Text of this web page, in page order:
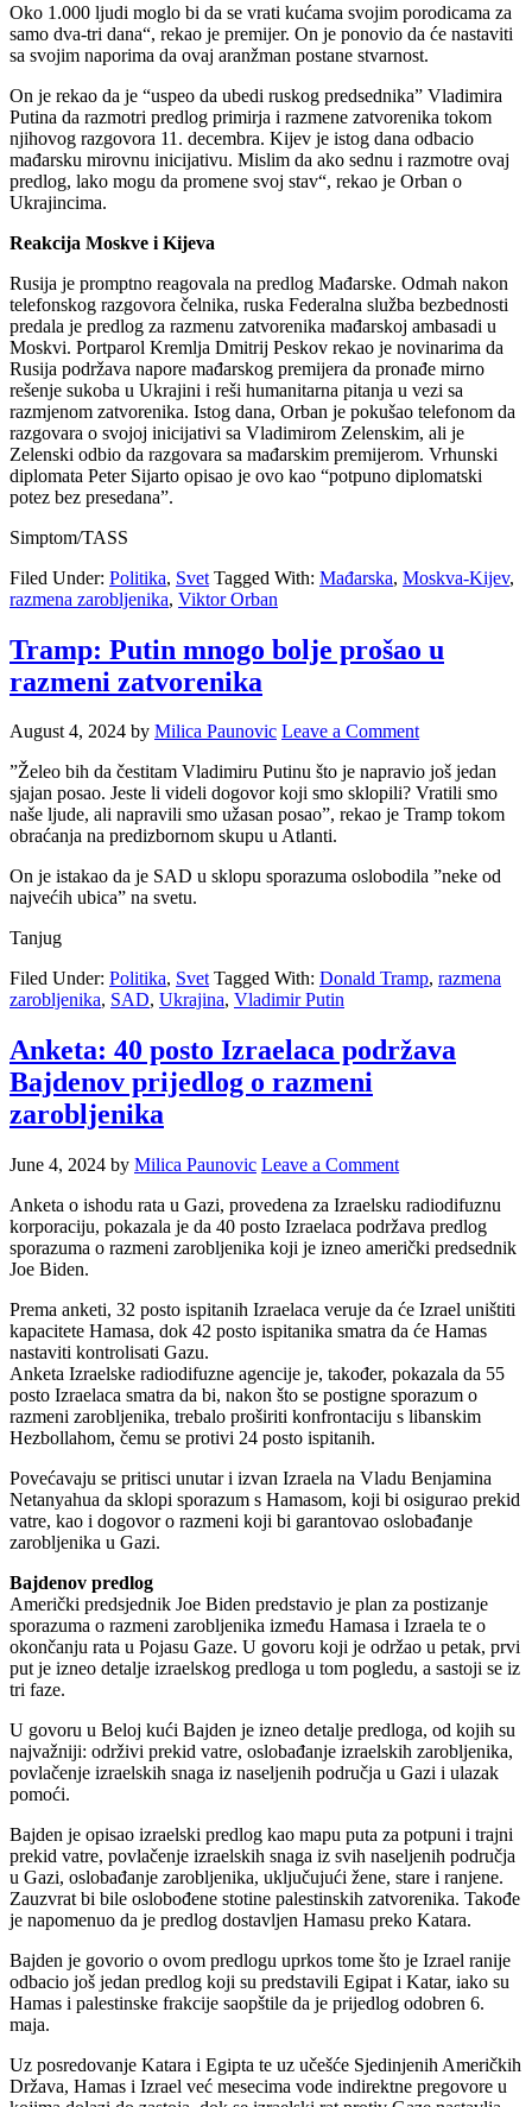
Oko 1.000 ljudi moglo bi da se vrati kućama svojim porodicama za
samo dva-tri dana“, rekao je premijer. On je ponovio da će nastaviti
sa svojim naporima da ovaj aranžman postane stvarnost.
On je rekao da je “uspeo da ubedi ruskog predsednika” Vladimira
Putina da razmotri predlog primirja i razmene zatvorenika tokom
njihovog razgovora 11. decembra. Kijev je istog dana odbacio
mađarsku mirovnu inicijativu. Mislim da ako sednu i razmotre ovaj
predlog, lako mogu da promene svoj stav“, rekao je Orban o
Ukrajincima.
Reakcija Moskve i Kijeva
Rusija je promptno reagovala na predlog Mađarske. Odmah nakon
telefonskog razgovora čelnika, ruska Federalna služba bezbednosti
predala je predlog za razmenu zatvorenika mađarskoj ambasadi u
Moskvi. Portparol Kremlja Dmitrij Peskov rekao je novinarima da
Rusija podržava napore mađarskog premijera da pronađe mirno
rešenje sukoba u Ukrajini i reši humanitarna pitanja u vezi sa
razmjenom zatvorenika. Istog dana, Orban je pokušao telefonom da
razgovara o svojoj inicijativi sa Vladimirom Zelenskim, ali je
Zelenski odbio da razgovara sa mađarskim premijerom. Vrhunski
diplomata Peter Sijarto opisao je ovo kao “potpuno diplomatski
potez bez presedana”.
Simptom/TASS
Filed Under: Politika, Svet Tagged With: Mađarska, Moskva-Kijev,
razmena zarobljenika, Viktor Orban
Tramp: Putin mnogo bolje prošao u
razmeni zatvorenika
August 4, 2024 by Milica Paunovic Leave a Comment
”Želeo bih da čestitam Vladimiru Putinu što je napravio još jedan
sjajan posao. Jeste li videli dogovor koji smo sklopili? Vratili smo
naše ljude, ali napravili smo užasan posao”, rekao je Tramp tokom
obraćanja na predizbornom skupu u Atlanti.
On je istakao da je SAD u sklopu sporazuma oslobodila ”neke od
najvećih ubica” na svetu.
Tanjug
Filed Under: Politika, Svet Tagged With: Donald Tramp, razmena
zarobljenika, SAD, Ukrajina, Vladimir Putin
Anketa: 40 posto Izraelaca podržava
Bajdenov prijedlog o razmeni
zarobljenika
June 4, 2024 by Milica Paunovic Leave a Comment
Anketa o ishodu rata u Gazi, provedena za Izraelsku radiodifuznu
korporaciju, pokazala je da 40 posto Izraelaca podržava predlog
sporazuma o razmeni zarobljenika koji je izneo američki predsednik
Joe Biden.
Prema anketi, 32 posto ispitanih Izraelaca veruje da će Izrael uništiti
kapacitete Hamasa, dok 42 posto ispitanika smatra da će Hamas
nastaviti kontrolisati Gazu.
Anketa Izraelske radiodifuzne agencije je, također, pokazala da 55
posto Izraelaca smatra da bi, nakon što se postigne sporazum o
razmeni zarobljenika, trebalo proširiti konfrontaciju s libanskim
Hezbollahom, čemu se protivi 24 posto ispitanih.
Povećavaju se pritisci unutar i izvan Izraela na Vladu Benjamina
Netanyahua da sklopi sporazum s Hamasom, koji bi osigurao prekid
vatre, kao i dogovor o razmeni koji bi garantovao oslobađanje
zarobljenika u Gazi.
Bajdenov predlog
Američki predsjednik Joe Biden predstavio je plan za postizanje
sporazuma o razmeni zarobljenika između Hamasa i Izraela te o
okončanju rata u Pojasu Gaze. U govoru koji je održao u petak, prvi
put je izneo detalje izraelskog predloga u tom pogledu, a sastoji se iz
tri faze.
U govoru u Beloj kući Bajden je izneo detalje predloga, od kojih su
najvažniji: održivi prekid vatre, oslobađanje izraelskih zarobljenika,
povlačenje izraelskih snaga iz naseljenih područja u Gazi i ulazak
pomoći.
Bajden je opisao izraelski predlog kao mapu puta za potpuni i trajni
prekid vatre, povlačenje izraelskih snaga iz svih naseljenih područja
u Gazi, oslobađanje zarobljenika, uključujući žene, stare i ranjene.
Zauzvrat bi bile oslobođene stotine palestinskih zatvorenika. Takođe
je napomenuo da je predlog dostavljen Hamasu preko Katara.
Bajden je govorio o ovom predlogu uprkos tome što je Izrael ranije
odbacio još jedan predlog koji su predstavili Egipat i Katar, iako su
Hamas i palestinske frakcije saopštile da je prijedlog odobren 6.
maja.
Uz posredovanje Katara i Egipta te uz učešće Sjedinjenih Američkih
Država, Hamas i Izrael već mesecima vode indirektne pregovore u